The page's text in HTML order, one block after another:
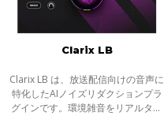
Clarix LB
Clarix LB は、放送配信向けの音声に
特化したAIノイズリダクションプラ
グインです。環境雑音をリアルタイ